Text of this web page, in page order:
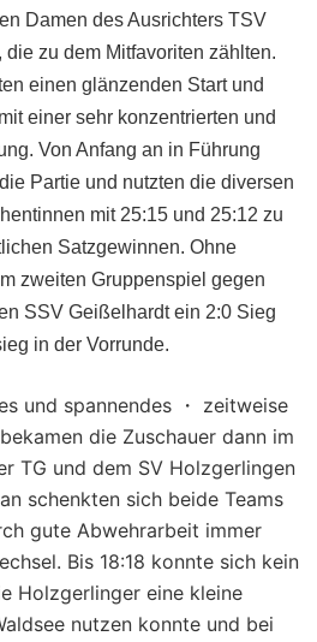
Damen des Ausrichters TSV
zu dem Mitfavoriten zählten.
einen glänzenden Start und
einer sehr konzentrierten und
Von Anfang an in Führung
Partie und nutzten die diversen
mit 25:15 und 25:12 zu
Satzgewinnen. Ohne
zweiten Gruppenspiel gegen
SSV Geißelhardt ein 2:0 Sieg
in der Vorrunde.
und spannendes ・ zeitweise
die Zuschauer dann im
TG und dem SV Holzgerlingen
schenkten sich beide Teams
gute Abwehrarbeit immer
Bis 18:18 konnte sich kein
Holzgerlinger eine kleine
nutzen konnte und bei